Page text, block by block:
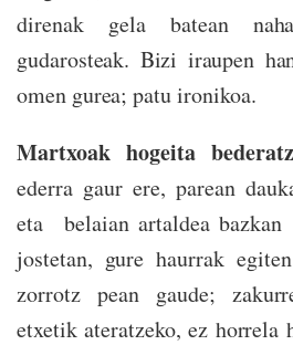
direnak gela batean
gudarosteak. Bizi iraupen
omen gurea; patu ironikoa.
Martxoak hogeita
ederra gaur ere, parean
eta belaian artaldea
jostetan, gure haurrak
zorrotz pean gaude;
etxetik ateratzeko, ez horrela